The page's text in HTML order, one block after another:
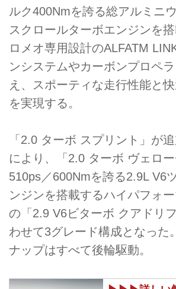
ルク400Nmを誇る総アルミニ
スクロールターボエンジンを
ロメオ専用設計のALFATM
ンシステムやカーボンプロペ
え、スポーティな走行性能と
を実現する。
「2.0 ターボ スプリント」が
により、「2.0 ターボ ヴェロー
510ps／600Nmを誇る2.9L V6
ンジンを搭載するハイパフォ
の「2.9 V6ビターボ クアドリ
わせて3グレード構成となった
ナップはすべて後輪駆動。